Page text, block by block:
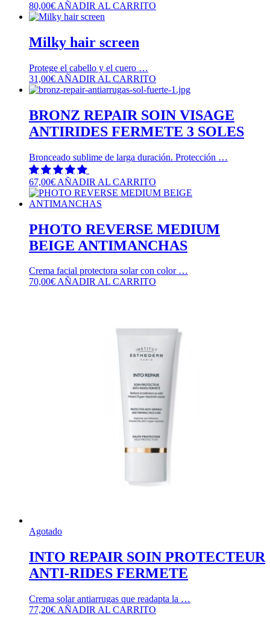
80,00€ AÑADIR AL CARRITO
Milky hair screen
Protege el cabello y el cuero …
31,00€ AÑADIR AL CARRITO
BRONZ REPAIR SOIN VISAGE
ANTIRIDES FERMETE 3 SOLES
Bronceado sublime de larga duración. Protección …
67,00€ AÑADIR AL CARRITO
PHOTO REVERSE MEDIUM
BEIGE ANTIMANCHAS
Crema facial protectora solar con color …
70,00€AÑADIR AL CARRITO
Agotado
INTO REPAIR SOIN PROTECTEUR
ANTI-RIDES FERMETE
Crema solar antiarrugas que readapta la …
77,20€ AÑADIR AL CARRITO